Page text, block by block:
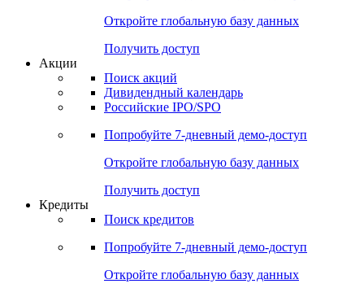
Опросы
Попробуйте7-дневный
Откройте глобальную базу данных
Получить доступ
Поиск акций
Российские IPO/SPO
Попробуйте7-дневный
Откройте глобальную базу данных
Получить доступ
Поиск кредитов